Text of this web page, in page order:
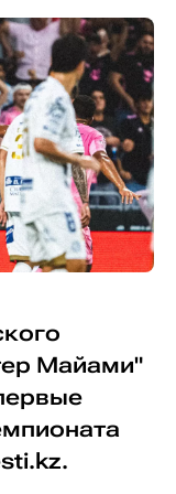
Майами"